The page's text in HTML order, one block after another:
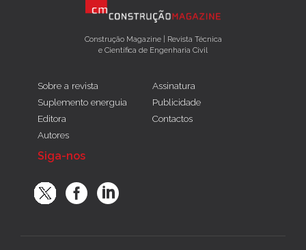
Construção Magazine | Revista Técnica
e Científica de Engenharia Civil
Sobre a revista
Suplemento energuia
Editora
Autores
Assinatura
Publicidade
Contactos
Siga-nos